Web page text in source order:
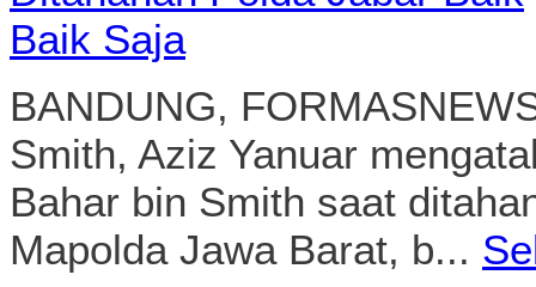
BANDUNG,
Smith, Aziz Yanuar
Bahar bin Smith saat
Mapolda Jawa Barat, b...